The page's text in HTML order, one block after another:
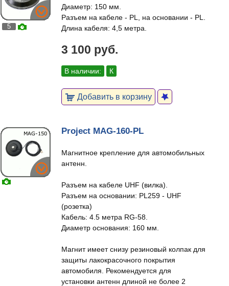
5
Диаметр: 150 мм.
Разъем на кабеле - PL, на основании - PL.
Длина кабеля: 4,5 метра.
3 100 руб.
В наличии: К
Добавить в корзину
Project MAG-160-PL
Магнитное крепление для автомобильных
антенн.
Разъем на кабеле UHF (вилка).
Разъем на основании: PL259 - UHF
(розетка)
Кабель: 4.5 метра RG-58.
Диаметр основания: 160 мм.
Магнит имеет снизу резиновый колпак для
защиты лакокрасочного покрытия
автомобиля. Рекомендуется для
установки антенн длиной не более 2